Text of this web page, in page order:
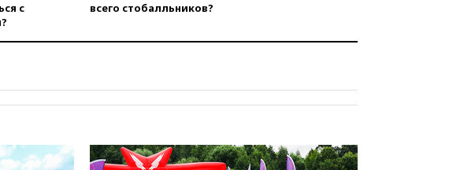
запустить групповые
Вьетнама
рекордных показателей
Анискино в Харьковской
области
с
всего стобалльников?